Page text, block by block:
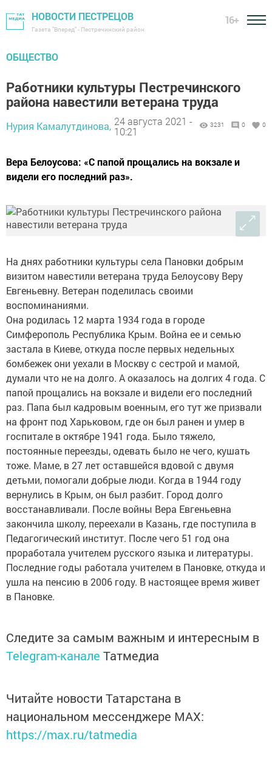
НОВОСТИ ПЕСТРЕЦОВ
Газета "Вперед" - Пестречинский район
16+
ОБЩЕСТВО
Работники культуры Пестречинского
района навестили ветерана труда
Нурия Камалутдинова, 24 августа 2021 -
10:21
3231 0 0
Вера Белоусова: «С папой прощались на вокзале и
видели его последний раз».
На днях работники культуры села Пановки добрым
визитом навестили ветерана труда Белоусову Веру
Евгеньевну. Ветеран поделилась своими
воспоминаниями.
Она родилась 12 марта 1934 года в городе
Симферополь Республика Крым. Война ее и семью
застала в Киеве, откуда после первых недельных
бомбежек они уехали в Москву с сестрой и мамой,
думали что не на долго. А оказалось на долгих 4 года. С
папой прощались на вокзале и видели его последний
раз. Папа был кадровым военным, его тут же призвали
на фронт под Харьковом, где он был ранен и умер в
госпитале в октябре 1941 года. Было тяжело,
постоянные переезды, одевать было не чего, кушать
тоже. Маме, в 27 лет оставшейся вдовой с двумя
детьми, помогали добрые люди. Когда в 1944 году
вернулись в Крым, он был разбит. Город долго
восстанавливали. После войны Вера Евгеньевна
закончила школу, переехали в Казань, где поступила в
Педагогический институт. После чего 51 год она
проработала учителем русского языка и литературы.
Последние годы работала учителем в Пановке, откуда и
ушла на пенсию в 2006 году. В настоящее время живет
в Пановке.
Следите за самым важным и интересным в
Telegram-канале Татмедиа
Читайте новости Татарстана в
национальном мессенджере MАХ:
https://max.ru/tatmedia